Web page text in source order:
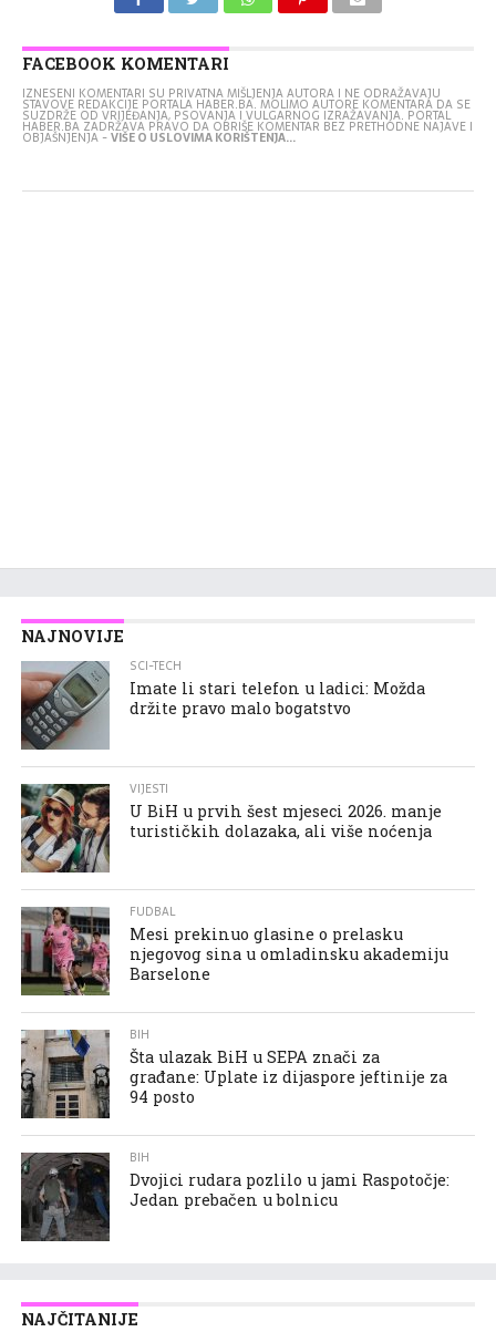
FACEBOOK KOMENTARI
IZNESENI KOMENTARI SU PRIVATNA MIŠLJENJA AUTORA I NE ODRAŽAVAJU
STAVOVE REDAKCIJE PORTALA HABER.BA. MOLIMO AUTORE KOMENTARA DA SE
SUZDRŽE OD VRIJEĐANJA, PSOVANJA I VULGARNOG IZRAŽAVANJA. PORTAL
HABER.BA ZADRŽAVA PRAVO DA OBRIŠE KOMENTAR BEZ PRETHODNE NAJAVE I
OBJAŠNJENJA -VIŠE O USLOVIMA KORIŠTENJA...
NAJNOVIJE
SCI-TECH
Imate li stari telefon u ladici: Možda
držite pravo malo bogatstvo
VIJESTI
U BiH u prvih šest mjeseci 2026. manje
turističkih dolazaka, ali više noćenja
FUDBAL
Mesi prekinuo glasine o prelasku
njegovog sina u omladinsku akademiju
Barselone
BIH
Šta ulazak BiH u SEPA znači za
građane: Uplate iz dijaspore jeftinije za
94 posto
BIH
Dvojici rudara pozlilo u jami Raspotočje:
Jedan prebačen u bolnicu
NAJČITANIJE